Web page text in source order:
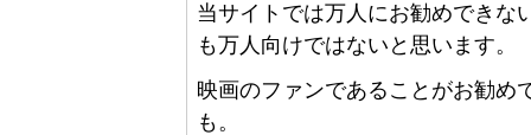
当サイトでは万人にお勧めできな
も万人向けではないと思います。
映画のファンであることがお勧め
も。